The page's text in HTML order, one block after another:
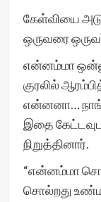
கேள்வியை
ஒருவரை
என்னம்மா
குரலில்
என்னனா…
இதை
நிறுத்தினார்.
“என்னம்மா
சொல்றது